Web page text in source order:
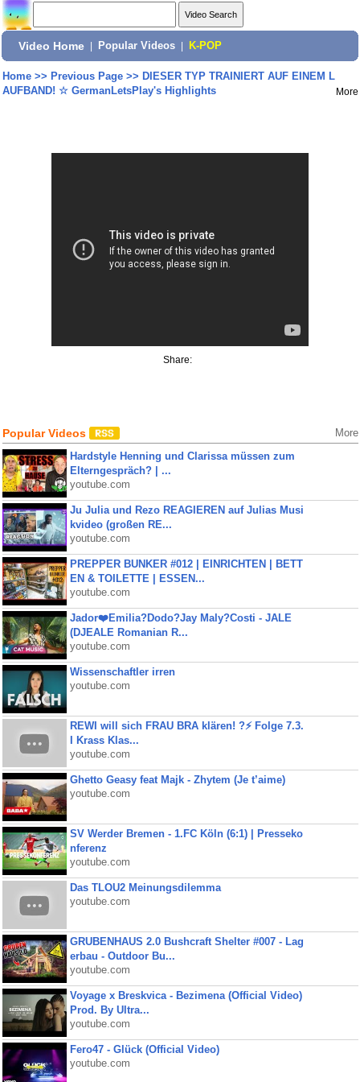
Video Home Popular Videos K-POP
Home>> Previous Page>> DIESER TYP TRAINIERT AUF EINEM L
AUFBAND! ☆ GermanLetsPlay's Highlights
More
Share:
Popular Videos More
Hardstyle Henning und Clarissa müssen zum
Elterngespräch? | ...
youtube.com
Ju Julia und Rezo REAGIEREN auf Julias Musi
kvideo (großen RE...
youtube.com
PREPPER BUNKER #012 | EINRICHTEN | BETT
EN & TOILETTE | ESSEN...
youtube.com
Jador❤️Emilia?Dodo?Jay Maly?Costi - JALE
(DJEALE Romanian R...
youtube.com
Wissenschaftler irren
youtube.com
REWI will sich FRAU BRA klären! ?⚡️ Folge 7.3.
I Krass Klas...
youtube.com
Ghetto Geasy feat Majk - Zhytem (Je t’aime)
youtube.com
SV Werder Bremen - 1.FC Köln (6:1) | Presseko
nferenz
youtube.com
Das TLOU2 Meinungsdilemma
youtube.com
GRUBENHAUS 2.0 Bushcraft Shelter #007 - Lag
erbau - Outdoor Bu...
youtube.com
Voyage x Breskvica - Bezimena (Official Video)
Prod. By Ultra...
youtube.com
Fero47 - Glück (Official Video)
youtube.com